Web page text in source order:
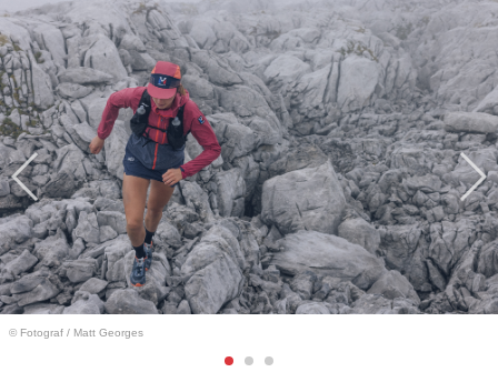
© Fotograf / Matt Georges